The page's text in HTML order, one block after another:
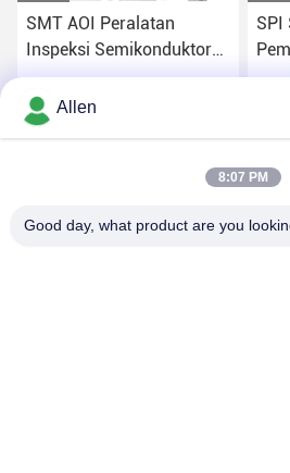
SMT AOI Peralatan
Inspeksi Semikonduktor
Visi Otomatis
Dapatkan Harga Terbaik
SPI
Allen
8:07 PM
Good day, what product are you